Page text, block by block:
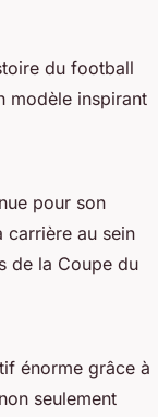
du football
modèle inspirant
pour son
carrière au sein
de la Coupe du
énorme grâce à
seulement